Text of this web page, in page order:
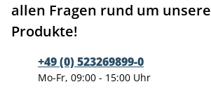
allen Fragen rund um unsere
Produkte!
+49 (0) 523269899-0
Mo-Fr, 09:00 - 15:00 Uhr